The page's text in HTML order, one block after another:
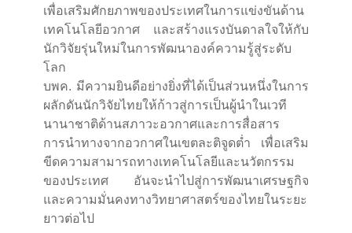
เพื่อเสริมศักยภาพของประเทศในการแข่งขันด้าน
เทคโนโลยีอวกาศ และสร้างแรงบันดาลใจให้กับ
นักวิจัยรุ่นใหม่ในการพัฒนาองค์ความรู้สู่ระดับ
โลก
บพค. มีความยินดีอย่างยิ่งที่ได้เป็นส่วนหนึ่งในการ
ผลักดันนักวิจัยไทยให้ก้าวสู่การเป็นผู้นำในเวที
นานาชาติด้านสภาวะอวกาศและการสื่อสาร
การนำทางจากอวกาศในเขตละติจูดตํ่า เพื่อเสริม
ขีดความสามารถทางเทคโนโลยีและนวัตกรรม
ของประเทศ อันจะนำไปสู่การพัฒนาเศรษฐกิจ
และความมั่นคงทางวิทยาศาสตร์ของไทยในระยะ
ยาวต่อไป